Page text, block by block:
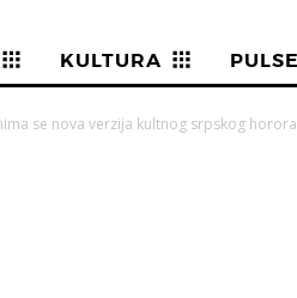
KULTURA PULSE
se nova verzija kultnog srpskog